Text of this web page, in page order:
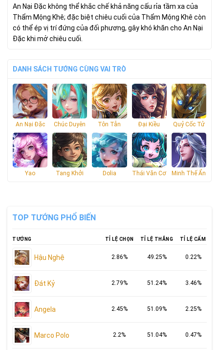
An Nại Đặc không thể khắc chế khả năng cấu rỉa tầm xa của
Thẩm Mộng Khê; đặc biệt chiêu cuối của Thẩm Mộng Khê còn
có thể ép vị trí đứng của đối phương, gây khó khăn cho An Nại
Đặc khi mở chiêu cuối.
DANH SÁCH TƯỚNG CÙNG VAI TRÒ
An Nại Đặc Chúc Duyên Tôn Tẫn Đại Kiều Quỷ Cốc Tử
Yao Tang Khởi Dolia Thái Văn Cơ Minh Thế Ẩn
TOP TƯỚNG PHỔ BIẾN
TƯỚNG TỈ LỆ CHỌN TỈ LỆ THẮNG TỈ LỆ CẤM
Hậu Nghệ 2.86% 49.25% 0.22%
Đát Kỷ 2.79% 51.24% 3.46%
Angela 2.45% 51.09% 2.25%
Marco Polo 2.2% 51.04% 0.47%